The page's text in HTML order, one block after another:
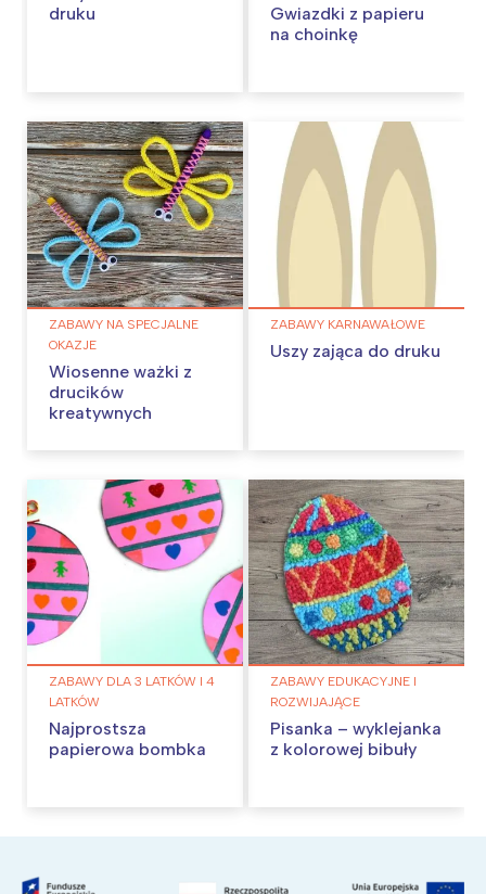
druku
Gwiazdki z papieru
na choinkę
ZABAWY NA SPECJALNE
OKAZJE
Wiosenne ważki z
drucików
kreatywnych
ZABAWY KARNAWAŁOWE
Uszy zająca do druku
ZABAWY DLA 3 LATKÓW I 4
LATKÓW
Najprostsza
papierowa bombka
ZABAWY EDUKACYJNE I
ROZWIJAJĄCE
Pisanka – wyklejanka
z kolorowej bibuły